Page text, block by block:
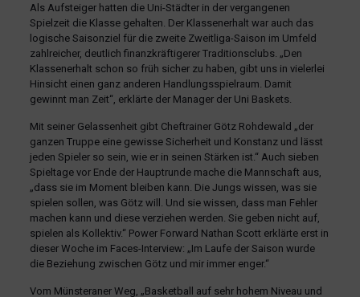
Als Aufsteiger hatten die Uni-Städter in der vergangenen
Spielzeit die Klasse gehalten. Der Klassenerhalt war auch das
logische Saisonziel für die zweite Zweitliga-Saison im Umfeld
zahlreicher, deutlich finanzkräftigerer Traditionsclubs. „Den
Klassenerhalt schon so früh sicher zu haben, gibt uns in vielerlei
Hinsicht einen ganz anderen Handlungsspielraum. Damit
gewinnt man Zeit“, erklärte der Manager der Uni Baskets.
Mit seiner Gelassenheit gibt Cheftrainer Götz Rohdewald „der
ganzen Truppe eine gewisse Sicherheit und Konstanz und lässt
jeden Spieler so sein, wie er in seinen Stärken ist.“ Auch sieben
Spieltage vor Ende der Hauptrunde mache die Mannschaft aus,
„dass sie im Moment bleiben kann. Die Jungs wissen, was sie
spielen sollen, was Götz will. Und sie wissen, dass man Fehler
machen kann und diese verziehen werden. Sie geben nicht auf,
spielen als Kollektiv.“ Power Forward Nathan Scott erklärte erst in
dieser Woche im Faces-Interview: „Im Laufe der Saison wurde
die Beziehung zwischen Götz und mir immer enger.“
Vom Münsteraner Weg, „Basketball auf sehr hohem Niveau und